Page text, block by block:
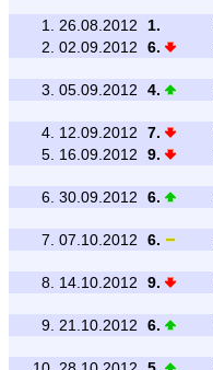
1. 26.08.2012 1.
2. 02.09.2012 6.
3. 05.09.2012 4.
4. 12.09.2012 7.
5. 16.09.2012 9.
6. 30.09.2012 6.
7. 07.10.2012 6.
8. 14.10.2012 9.
9. 21.10.2012 6.